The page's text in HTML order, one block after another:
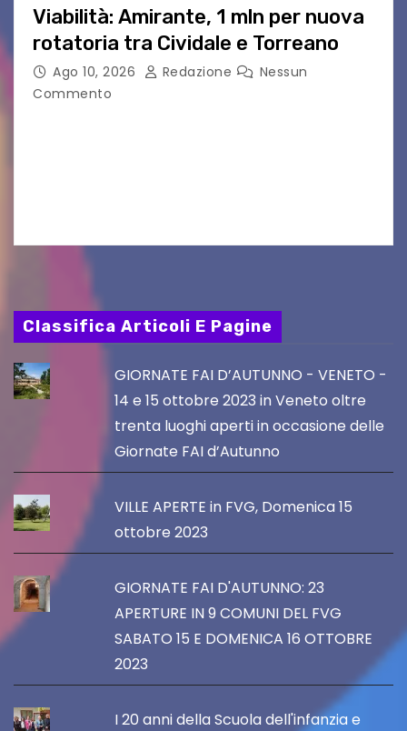
Viabilità: Amirante, 1 mln per nuova
rotatoria tra Cividale e Torreano
Ago 10, 2026 Redazione
Nessun
Commento
Classifica Articoli E Pagine
GIORNATE FAI D’AUTUNNO - VENETO -
14 e 15 ottobre 2023 in Veneto oltre
trenta luoghi aperti in occasione delle
Giornate FAI d’Autunno
VILLE APERTE in FVG, Domenica 15
ottobre 2023
GIORNATE FAI D'AUTUNNO: 23
APERTURE IN 9 COMUNI DEL FVG
SABATO 15 E DOMENICA 16 OTTOBRE
2023
I 20 anni della Scuola dell'infanzia e